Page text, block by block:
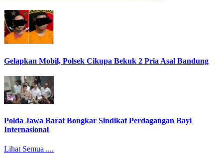
Gelapkan Mobil, Polsek Cikupa Bekuk 2 Pria Asal Bandung
Polda Jawa Barat Bongkar Sindikat Perdagangan Bayi
Internasional
Lihat Semua ....